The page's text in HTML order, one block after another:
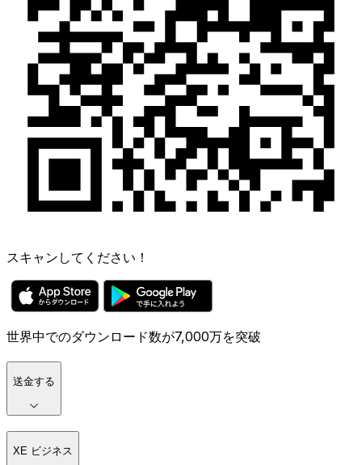
スキャンしてください！
世界中でのダウンロード数が7,000万を突破
送金する
XE ビジネス